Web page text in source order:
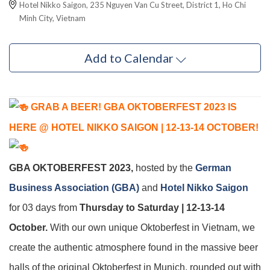
Hotel Nikko Saigon, 235 Nguyen Van Cu Street, District 1, Ho Chi
Minh City, Vietnam
Add to Calendar
GRAB A BEER! GBA OKTOBERFEST 2023 IS
HERE @ HOTEL NIKKO SAIGON | 12-13-14 OCTOBER!
GBA OKTOBERFEST 2023, hosted by the German
Business Association (GBA) and Hotel Nikko Saigon
for 03 days from Thursday to Saturday | 12-13-14
October. With our own unique Oktoberfest in Vietnam, we
create the authentic atmosphere found in the massive beer
halls of the original Oktoberfest in Munich, rounded out with